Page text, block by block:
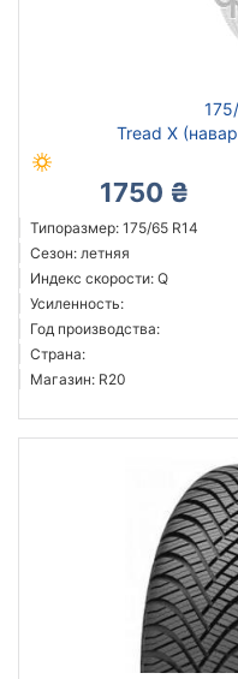
Tread X
1750 ₴
Типоразмер: 175/65 R14
Сезон: летняя
Индекс скорости: Q
Усиленность:
Год производства:
Страна:
Магазин: R20